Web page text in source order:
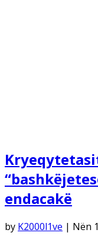
endacakë
by K2000l1ve | Nën